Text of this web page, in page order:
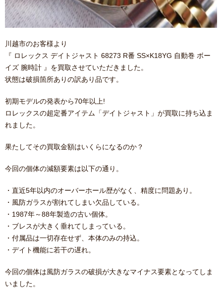
川越市のお客様より
『 ロレックス デイトジャスト 68273 R番 SS×K18YG 自動巻 ボー
イズ 腕時計 』を買取させていただきました。
状態は破損箇所ありの訳あり品です。
初期モデルの発表から70年以上!
ロレックスの超定番アイテム「デイトジャスト」が買取に持ち込ま
れました。
果たしてその買取金額はいくらになるのか？
今回の個体の減額要素は以下の通り。
・直近5年以内のオーバーホール歴がなく、精度に問題あり。
・風防ガラスが割れてしまい欠品している。
・1987年～88年製造の古い個体。
・ブレスが大きく垂れてしまっている。
・付属品は一切存在せず、本体のみの持込。
・デイト機能に若干の遅れ。
今回の個体は風防ガラスの破損が大きなマイナス要素となってしま
いました。